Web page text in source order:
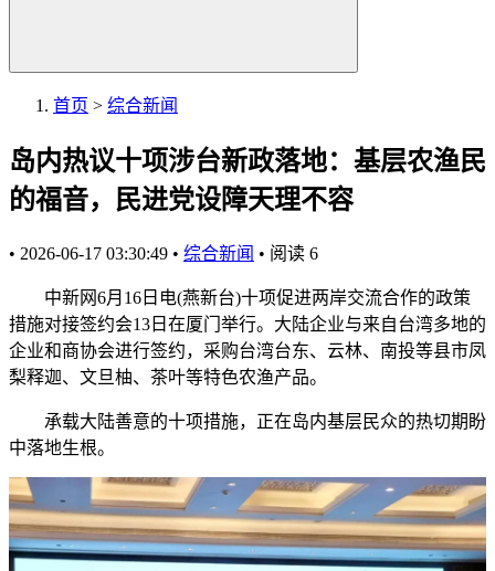
首页 > 综合新闻
岛内热议十项涉台新政落地：基层农渔民
的福音，民进党设障天理不容
• 2026-06-17 03:30:49 • 综合新闻 • 阅读 6
中新网6月16日电(燕新台)十项促进两岸交流合作的政策
措施对接签约会13日在厦门举行。大陆企业与来自台湾多地的
企业和商协会进行签约，采购台湾台东、云林、南投等县市凤
梨释迦、文旦柚、茶叶等特色农渔产品。
承载大陆善意的十项措施，正在岛内基层民众的热切期盼
中落地生根。